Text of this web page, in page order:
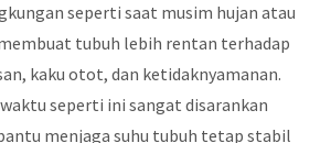
seperti saat musim hujan atau
tubuh lebih rentan terhadap
kaku otot, dan ketidaknyamanan.
seperti ini sangat disarankan
menjaga suhu tubuh tetap stabil